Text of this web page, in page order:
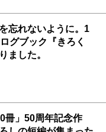
忘れないように。1
グブック『きろく
ました。
冊」50周年記念作